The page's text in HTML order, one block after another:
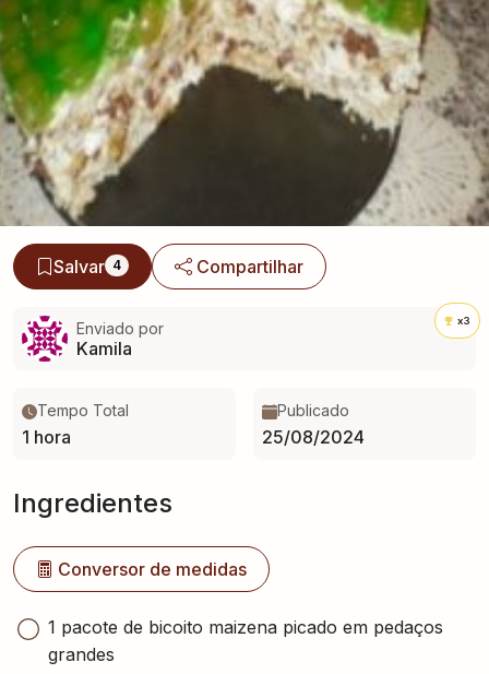
Salvar 4 Compartilhar
Enviado por
Kamila
x3
Tempo Total
1 hora
Publicado
25/08/2024
Ingredientes
Conversor de medidas
1 pacote de bicoito maizena picado em pedaços
grandes